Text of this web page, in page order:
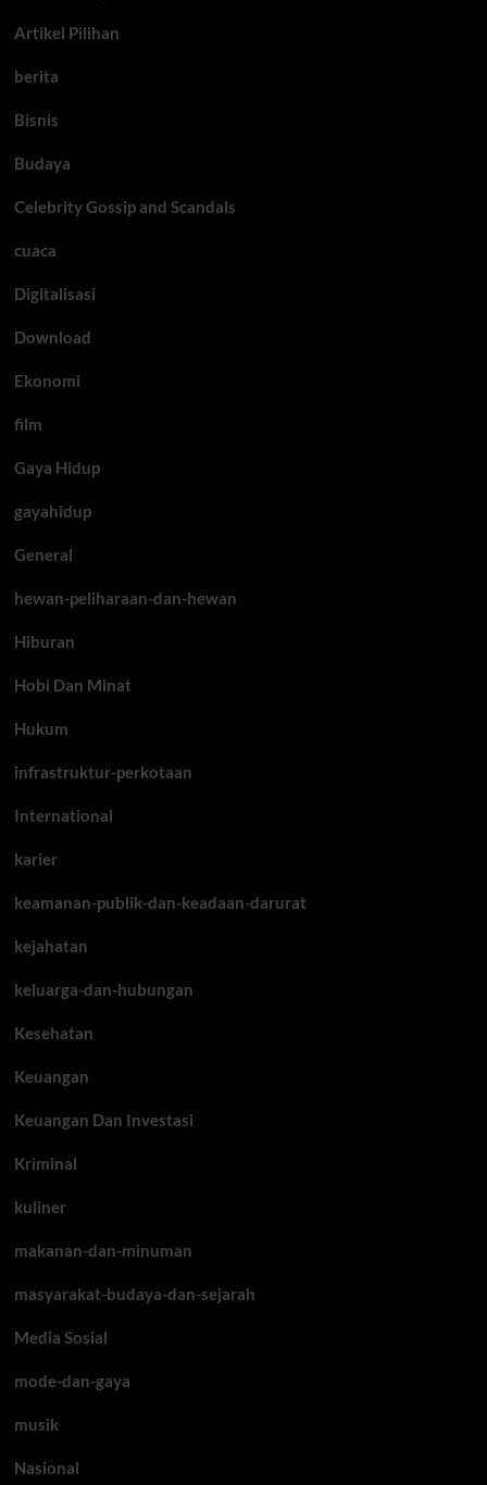
Artikel Pilihan
berita
Bisnis
Budaya
Celebrity Gossip and Scandals
cuaca
Digitalisasi
Download
Ekonomi
film
Gaya Hidup
gayahidup
General
hewan-peliharaan-dan-hewan
Hiburan
Hobi Dan Minat
Hukum
infrastruktur-perkotaan
International
karier
keamanan-publik-dan-keadaan-darurat
kejahatan
keluarga-dan-hubungan
Kesehatan
Keuangan
Keuangan Dan Investasi
Kriminal
kuliner
makanan-dan-minuman
masyarakat-budaya-dan-sejarah
Media Sosial
mode-dan-gaya
musik
Nasional